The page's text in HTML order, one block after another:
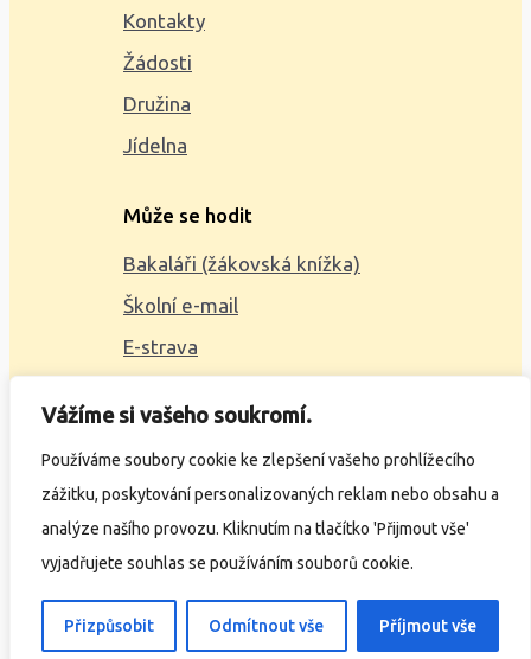
Vážíme si vašeho soukromí.
Používáme soubory cookie ke zlepšení vašeho prohlížecího
zážitku, poskytování personalizovaných reklam nebo obsahu a
analýze našího provozu. Kliknutím na tlačítko 'Přijmout vše'
vyjadřujete souhlas se používáním souborů cookie.
Přizpůsobit Odmítnout vše Příjmout vše
Kontakty
Žádosti
Družina
Jídelna
Může se hodit
Bakaláři (žákovská knížka)
Školní e-mail
E-strava
2023 © ZŠ Alšova, vytvořilWčil.cz
Ochrana osobních údajů
Prohlášení o přístupnosti